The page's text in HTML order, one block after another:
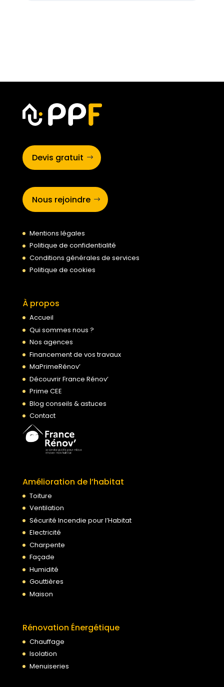
Devis gratuit
Nous rejoindre
Mentions légales
Politique de confidentialité
Conditions générales de services
Politique de cookies
À propos
Accueil
Qui sommes nous ?
Nos agences
Financement de vos travaux
MaPrimeRénov’
Découvrir France Rénov’
Prime CEE
Blog conseils & astuces
Contact
Amélioration de l’habitat
Toiture
Ventilation
Sécurité Incendie pour l’Habitat
Electricité
Charpente
Façade
Humidité
Gouttières
Maison
Rénovation Énergétique
Chauffage
Isolation
Menuiseries